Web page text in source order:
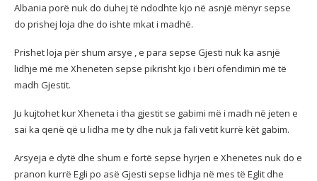
Albania porë nuk do duhej të ndodhte kjo në asnjë mënyr sepse
do prishej loja dhe do ishte mkat i madhë.
Prishet loja për shum arsye , e para sepse Gjesti nuk ka asnjë
lidhje më me Xheneten sepse pikrisht kjo i bëri ofendimin më të
madh Gjestit.
Ju kujtohet kur Xheneta i tha gjestit se gabimi më i madh në jeten e
sai ka qenë që u lidha me ty dhe nuk ja fali vetit kurrë kët gabim.
Arsyeja e dytë dhe shum e fortë sepse hyrjen e Xhenetes nuk do e
pranon kurrë Egli po asë Gjesti sepse lidhja në mes të Eglit dhe